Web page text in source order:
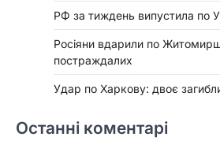
РФ за тиждень випустила по
Росіяни вдарили по
постраждалих
Удар по Харкову: двоє
Останні коментарі